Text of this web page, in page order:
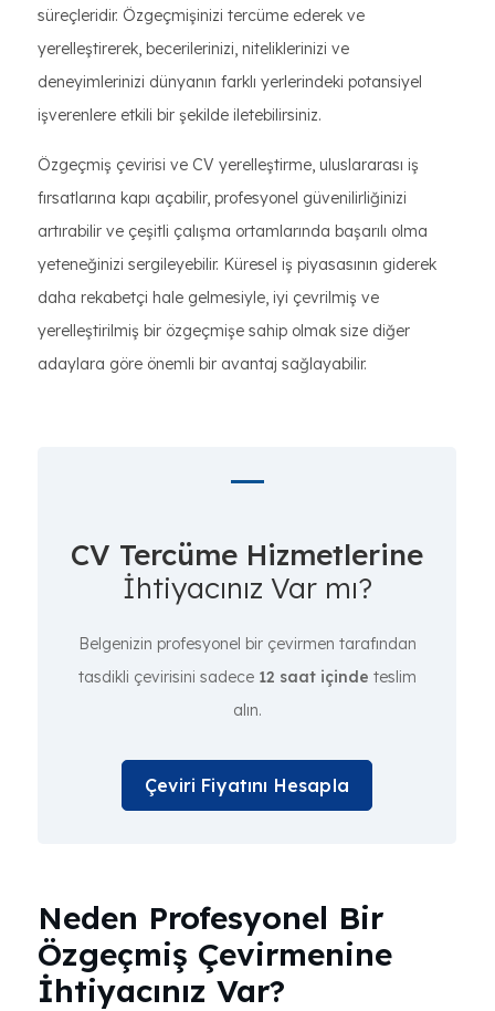
süreçleridir. Özgeçmişinizi tercüme ederek ve
yerelleştirerek, becerilerinizi, niteliklerinizi ve
deneyimlerinizi dünyanın farklı yerlerindeki potansiyel
işverenlere etkili bir şekilde iletebilirsiniz.
Özgeçmiş çevirisi ve CV yerelleştirme, uluslararası iş
fırsatlarına kapı açabilir, profesyonel güvenilirliğinizi
artırabilir ve çeşitli çalışma ortamlarında başarılı olma
yeteneğinizi sergileyebilir. Küresel iş piyasasının giderek
daha rekabetçi hale gelmesiyle, iyi çevrilmiş ve
yerelleştirilmiş bir özgeçmişe sahip olmak size diğer
adaylara göre önemli bir avantaj sağlayabilir.
CV Tercüme Hizmetlerine
İhtiyacınız Var mı?
Belgenizin profesyonel bir çevirmen tarafından
tasdikli çevirisini sadece 12 saat içinde teslim
alın.
Çeviri Fiyatını Hesapla
Neden Profesyonel Bir
Özgeçmiş Çevirmenine
İhtiyacınız Var?